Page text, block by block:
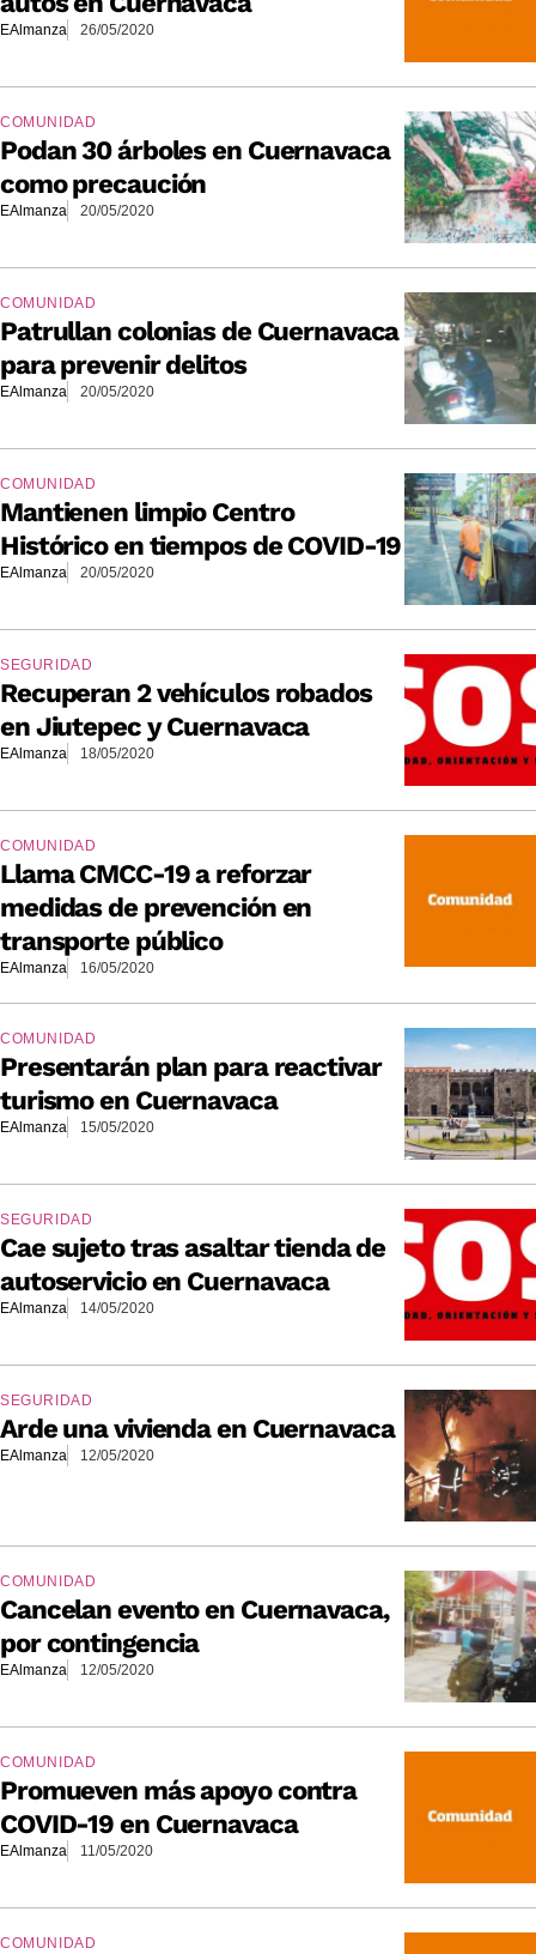
EAlmanza 26/05/2020
COMUNIDAD
Podan 30 árboles en Cuernavaca
como precaución
EAlmanza 20/05/2020
COMUNIDAD
Patrullan colonias de Cuernavaca
para prevenir delitos
EAlmanza 20/05/2020
COMUNIDAD
Mantienen limpio Centro
Histórico en tiempos de COVID-19
EAlmanza 20/05/2020
SEGURIDAD
Recuperan 2 vehículos robados
en Jiutepec y Cuernavaca
EAlmanza 18/05/2020
COMUNIDAD
Llama CMCC-19 a reforzar
medidas de prevención en
transporte público
EAlmanza 16/05/2020
COMUNIDAD
Presentarán plan para reactivar
turismo en Cuernavaca
EAlmanza 15/05/2020
SEGURIDAD
Cae sujeto tras asaltar tienda de
autoservicio en Cuernavaca
EAlmanza 14/05/2020
SEGURIDAD
Arde una vivienda en Cuernavaca
EAlmanza 12/05/2020
COMUNIDAD
Cancelan evento en Cuernavaca,
por contingencia
EAlmanza 12/05/2020
COMUNIDAD
Promueven más apoyo contra
COVID-19 en Cuernavaca
EAlmanza 11/05/2020
COMUNIDAD